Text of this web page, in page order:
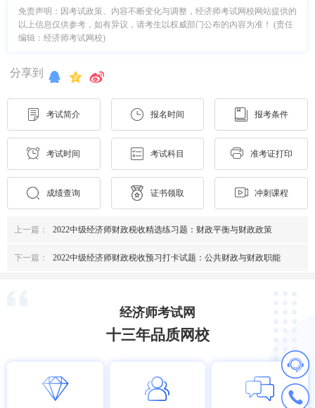
免责声明：因考试政策、内容不断变化与调整，经济师考试网校网站提供的
以上信息仅供参考，如有异议，请考生以权威部门公布的内容为准！ (责任
编辑：经济师考试网校)
分享到
考试简介 报名时间 报考条件
考试时间 考试科目 准考证打印
成绩查询 证书领取 冲刺课程
上一篇： 2022中级经济师财政税收精选练习题：财政平衡与财政政策
下一篇： 2022中级经济师财政税收预习打卡试题：公共财政与财政职能
经济师考试网
十三年品质网校